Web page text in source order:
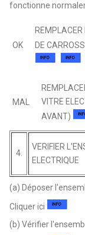
fonctionne
OK
REMPLACER
DE
MAL
VITRE
AVANT)
4.
VERIFIER
ELECTRIQUE
(a) Déposer
Cliquer ici
(b) Vérifier